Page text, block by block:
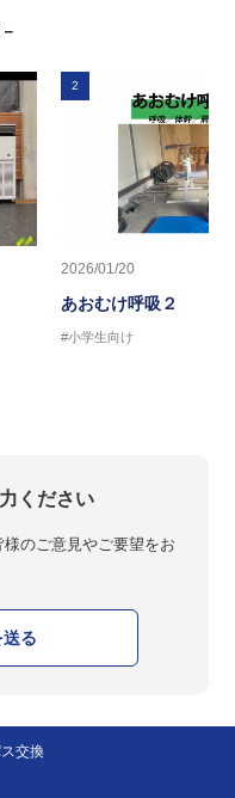
2
2026/01/20
あおむけ呼吸２
#小学生向け
ください
のご意見やご要望をお
る
交換